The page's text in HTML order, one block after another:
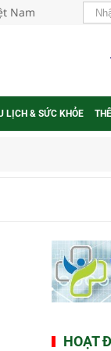
Nam
LỊCH & SỨC KHỎE
HOẠT